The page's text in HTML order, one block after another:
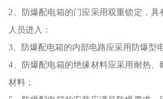
2、防爆配电箱的门应采用双重锁定，
人员进入：
3、防爆配电箱的内部电路应采用防爆型
4、防爆配电箱的绝缘材料应采用耐热
材料；